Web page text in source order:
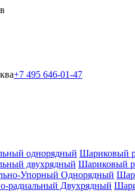
+7 495 646-01-47
Шариковый
Шариковый